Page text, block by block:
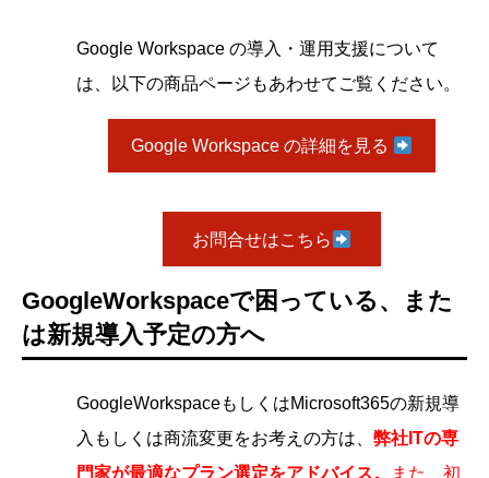
Google Workspace の導入・運用支援について
は、以下の商品ページもあわせてご覧ください。
Google Workspace の詳細を見る
お問合せはこちら
GoogleWorkspaceで困っている、また
は新規導入予定の方へ
GoogleWorkspaceもしくはMicrosoft365の新規導
入もしくは商流変更をお考えの方は、 弊社ITの専
門家が最適なプラン選定をアドバイス。
また、初